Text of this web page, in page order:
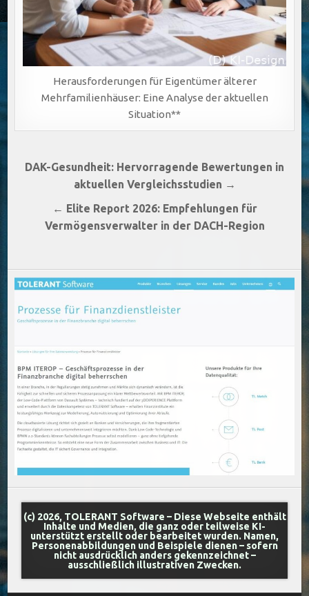
Herausforderungen für Eigentümer älterer
Mehrfamilienhäuser: Eine Analyse der aktuellen
Situation**
Beitragsnavigation
DAK-Gesundheit: Hervorragende Bewertungen in
aktuellen Vergleichsstudien →
← Elite Report 2026: Empfehlungen für
Vermögensverwalter in der DACH-Region
(c) 2026, TOLERANT Software – Diese Webseite enthält
Inhalte und Medien, die ganz oder teilweise KI-
unterstützt erstellt oder bearbeitet wurden. Namen,
Personenabbildungen und Beispiele dienen – sofern
nicht ausdrücklich anders gekennzeichnet –
ausschließlich illustrativen Zwecken.